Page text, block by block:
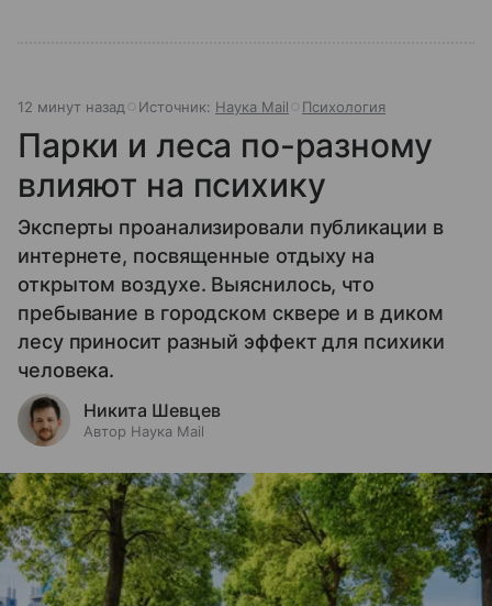
12 минут назад Источник: Наука Mail Психология
Парки и леса по-разному
влияют на психику
Эксперты проанализировали публикации в
интернете, посвященные отдыху на
открытом воздухе. Выяснилось, что
пребывание в городском сквере и в диком
лесу приносит разный эффект для психики
человека.
Никита Шевцев
Автор Наука Mail